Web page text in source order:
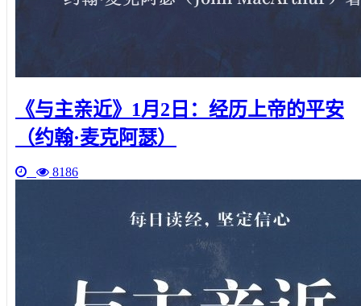
《与主亲近》1月2日：经历上帝的平安
（约翰·麦克阿瑟）
8186